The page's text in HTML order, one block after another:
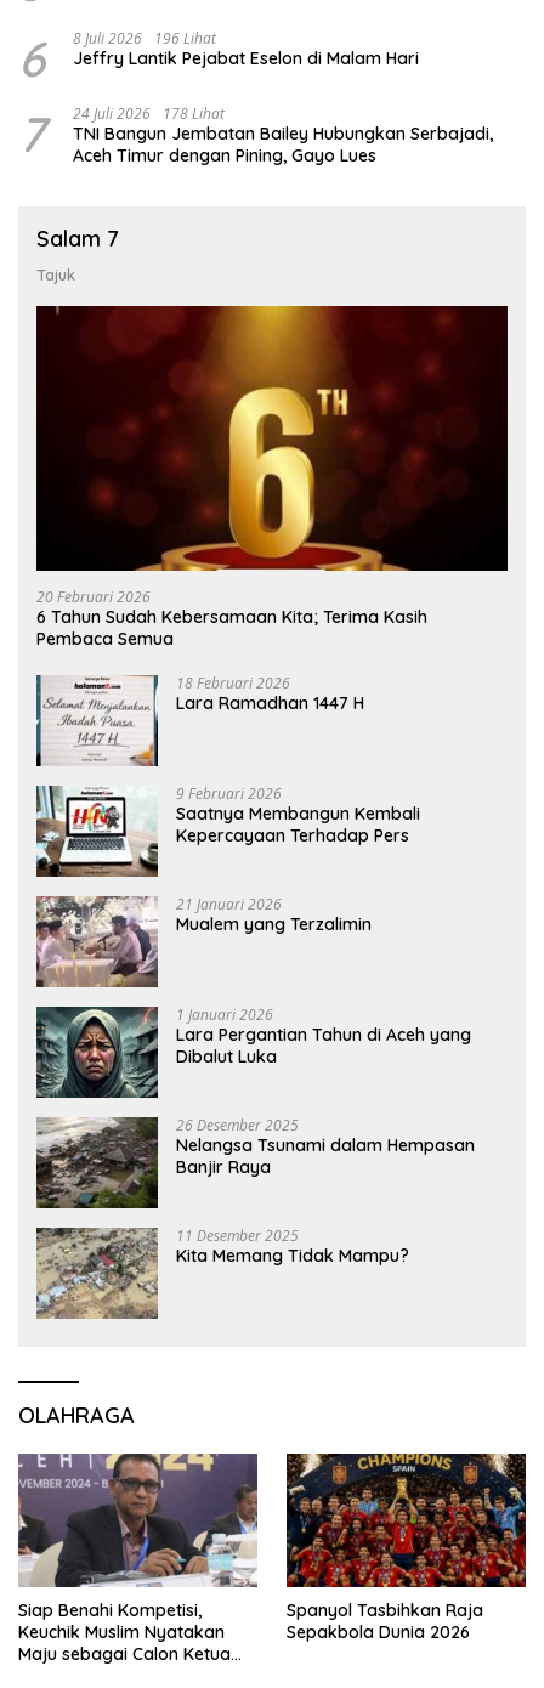
6 8 Juli 2026 196 Lihat
Jeffry Lantik Pejabat Eselon di Malam Hari
7 24 Juli 2026 178 Lihat
TNI Bangun Jembatan Bailey Hubungkan Serbajadi,
Aceh Timur dengan Pining, Gayo Lues
Salam 7
Tajuk
20 Februari 2026
6 Tahun Sudah Kebersamaan Kita; Terima Kasih
Pembaca Semua
18 Februari 2026
Lara Ramadhan 1447 H
9 Februari 2026
Saatnya Membangun Kembali
Kepercayaan Terhadap Pers
21 Januari 2026
Mualem yang Terzalimin
1 Januari 2026
Lara Pergantian Tahun di Aceh yang
Dibalut Luka
26 Desember 2025
Nelangsa Tsunami dalam Hempasan
Banjir Raya
11 Desember 2025
Kita Memang Tidak Mampu?
OLAHRAGA
Siap Benahi Kompetisi,
Keuchik Muslim Nyatakan
Maju sebagai Calon Ketua
Spanyol Tasbihkan Raja
Sepakbola Dunia 2026